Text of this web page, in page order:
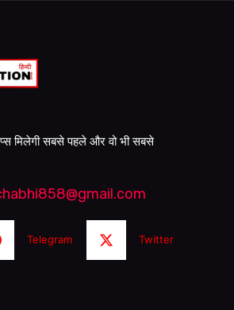
मिलेगी सबसे पहले और वो भी सबसे
Telegram Twitter